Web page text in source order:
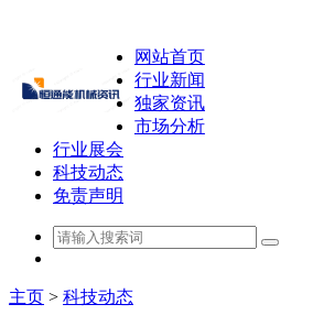
网站首页
行业新闻
独家资讯
市场分析
行业展会
科技动态
免责声明
主页 > 科技动态